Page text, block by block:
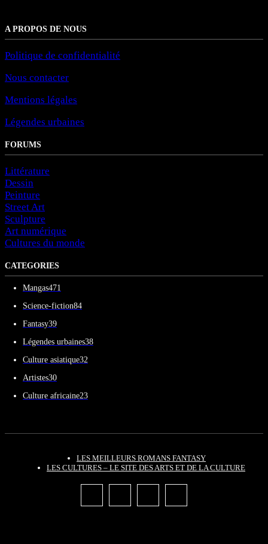
A PROPOS DE NOUS
Politique de confidentialité
Nous contacter
Mentions légales
Légendes urbaines
FORUMS
Littérature
Dessin
Peinture
Street Art
Sculpture
Art numérique
Cultures du monde
CATEGORIES
Mangas471
Science-fiction84
Fantasy39
Légendes urbaines38
Culture asiatique32
Artistes30
Culture africaine23
LES MEILLEURS ROMANS FANTASY
LES CULTURES – LE SITE DES ARTS ET DE LA CULTURE